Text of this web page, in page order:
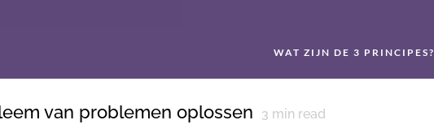
WAT ZIJN DE 3 PRINCIPES?
van problemen oplossen 3 min read